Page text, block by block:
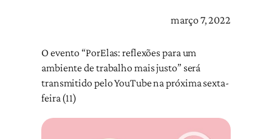
março 7, 2022
O evento “PorElas: reflexões para um
ambiente de trabalho mais justo” será
transmitido pelo YouTube na próxima sexta-
feira (11)